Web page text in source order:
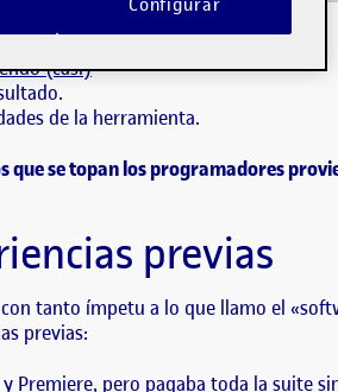
por tres cosas:
(casi)
de la herramienta.
que se topan los programadores
previas
tanto ímpetu a lo que llamo el
previas:
Premiere, pero pagaba toda la suite